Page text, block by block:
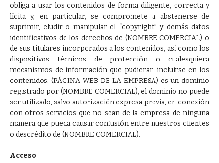
obliga a usar los contenidos de forma diligente, correcta y
lícita y, en particular, se compromete a abstenerse de
suprimir, eludir o manipular el “copyright” y demás datos
identificativos de los derechos de (NOMBRE COMERCIAL) o
de sus titulares incorporados a los contenidos, así como los
dispositivos técnicos de protección o cualesquiera
mecanismos de información que pudieran incluirse en los
contenidos. (PÁGINA WEB DE LA EMPRESA) es un dominio
registrado por (NOMBRE COMERCIAL), el dominio no puede
ser utilizado, salvo autorización expresa previa, en conexión
con otros servicios que no sean de la empresa de ninguna
manera que pueda causar confusión entre nuestros clientes
o descrédito de (NOMBRE COMERCIAL).
Acceso